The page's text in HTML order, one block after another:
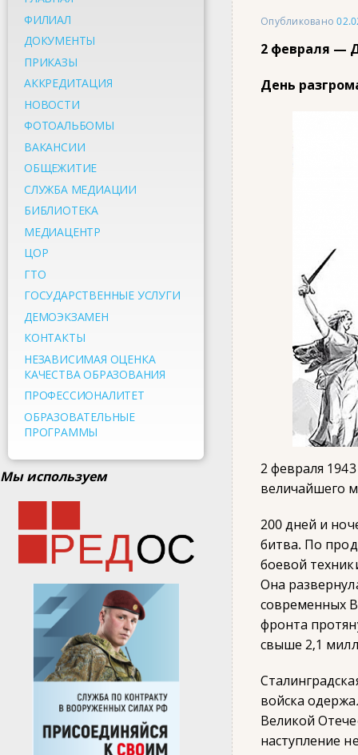
ФИЛИАЛ
ДОКУМЕНТЫ
ПРИКАЗЫ
АККРЕДИТАЦИЯ
НОВОСТИ
ФОТОАЛЬБОМЫ
ВАКАНСИИ
ОБЩЕЖИТИЕ
СЛУЖБА МЕДИАЦИИ
БИБЛИОТЕКА
МЕДИАЦЕНТР
ЦОР
ГТО
ГОСУДАРСТВЕННЫЕ УСЛУГИ
ДЕМОЭКЗАМЕН
КОНТАКТЫ
НЕЗАВИСИМАЯ ОЦЕНКА
КАЧЕСТВА ОБРАЗОВАНИЯ
ПРОФЕССИОНАЛИТЕТ
ОБРАЗОВАТЕЛЬНЫЕ
ПРОГРАММЫ
Мы используем
Опубликовано
2 февраля —
День
2 февраля
величайшего
200 дней и
битва. По
боевой
Она
современных
фронта
свыше 2,1
войска
Великой
наступление